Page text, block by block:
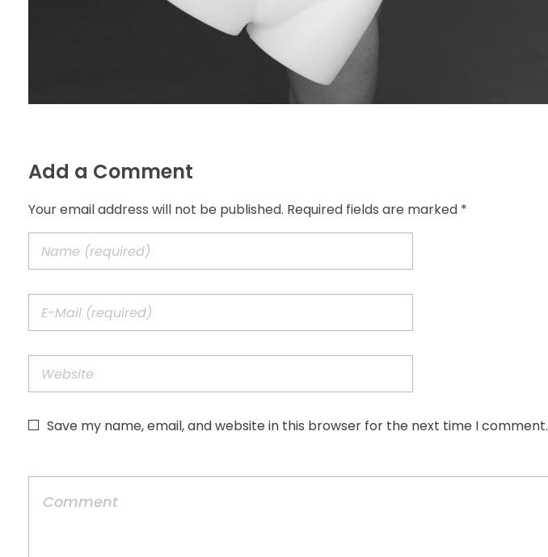
Add a Comment
Your email address will not be published. Required fields are marked *
Save my name, email, and website in this browser for the next time I comment.